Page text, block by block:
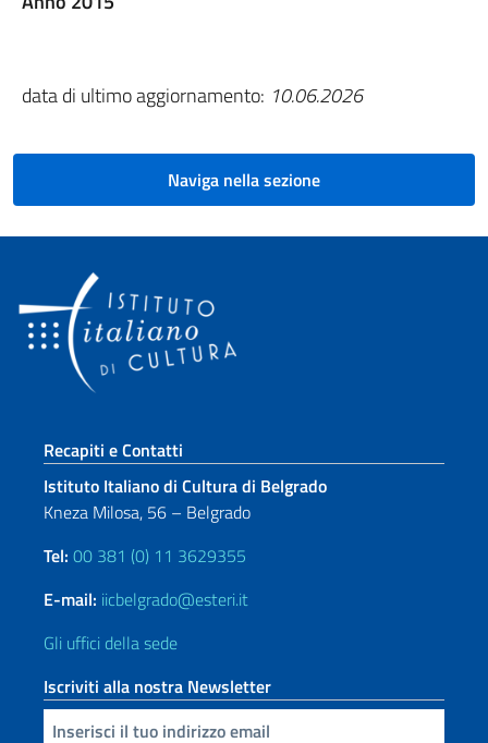
data di ultimo aggiornamento: 10.06.2026
Naviga nella sezione
Sezione footer
Recapiti e Contatti
Istituto Italiano di Cultura di Belgrado
Kneza Milosa, 56 – Belgrado
Tel: 00 381 (0) 11 3629355
E-mail: iicbelgrado@esteri.it
Gli uffici della sede
Iscriviti alla nostra Newsletter
Inserisci la tua email